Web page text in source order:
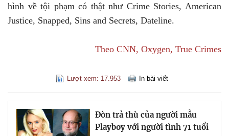
hình về tội phạm có thật như Crime Stories, American
Justice, Snapped, Sins and Secrets, Dateline.
Theo CNN, Oxygen, True Crimes
Lượt xem: 17.953 In bài viết
Đòn trả thù của người mẫu
Playboy với người tình 71 tuổi